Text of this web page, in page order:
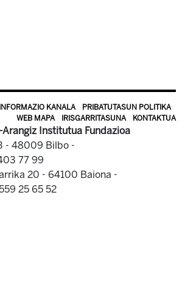
INFORMAZIO KANALA
PRIBATUTASUN POLITIKA
WEB MAPA
IRISGARRITASUNA KONTAKTUA
Arangiz Institutua Fundazioa
- 48009 Bilbo -
77 99
20 - 64100 Baiona -
25 65 52